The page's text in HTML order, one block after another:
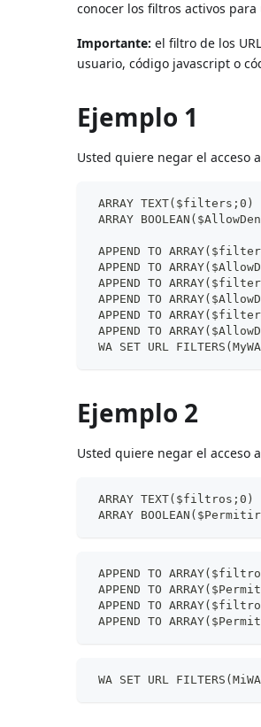
conocer los filtros activos
Importante: el filtro de los
usuario, código javascript o
Ejemplo 1
Usted quiere negar el acceso
ARRAY TEXT($filters;0)
ARRAY
APPEND TO
APPEND TO
APPEND TO
APPEND TO
APPEND TO
APPEND TO
WA SET URL
Ejemplo 2
Usted quiere negar el acceso
ARRAY TEXT($filtros;0)
ARRAY
APPEND TO
APPEND TO
APPEND TO
APPEND TO
WA SET URL